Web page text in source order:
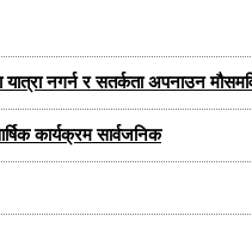
नगर्न र सतर्कता अपनाउन
कार्यक्रम सार्वजनिक